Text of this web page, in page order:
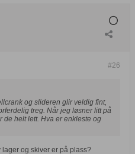
#26
og slideren glir veldig fint,
treg. Når jeg løsner litt på
de helt lett. Hva er enkleste og
lager og skiver er på plass?